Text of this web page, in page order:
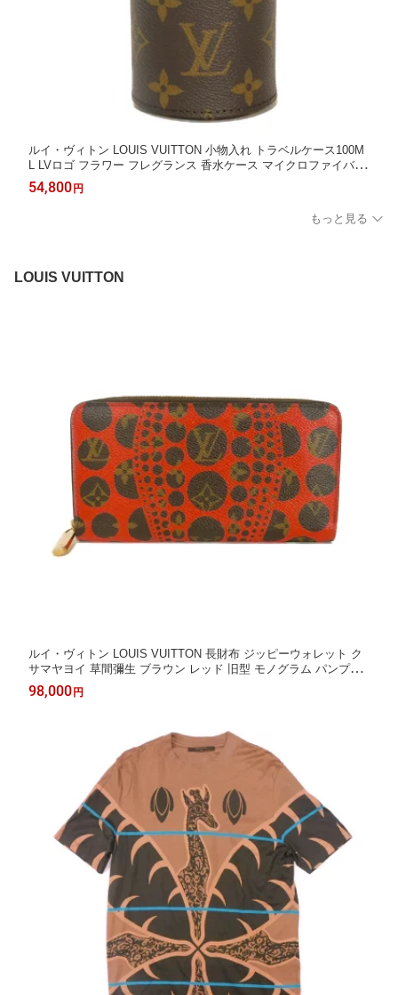
ルイ・ヴィトン LOUIS VUITTON 小物入れ トラベルケース100M
L LVロゴ フラワー フレグランス 香水ケース マイクロファイバー
RFID IC モノグラム LS0986 メンズ レディース エレガント 高級
上品 大人 ブランド【中古】
54,800円
もっと見る
LOUIS VUITTON
ルイ・ヴィトン LOUIS VUITTON 長財布 ジッピーウォレット ク
サマヤヨイ 草間彌生 ブラウン レッド 旧型 モノグラム パンプキ
ン ドット ルージュ M60450 メンズ レディース長サイフ サイフ
お札入れ エレガント 高級 上品 大人 ブランド【中古】
98,000円